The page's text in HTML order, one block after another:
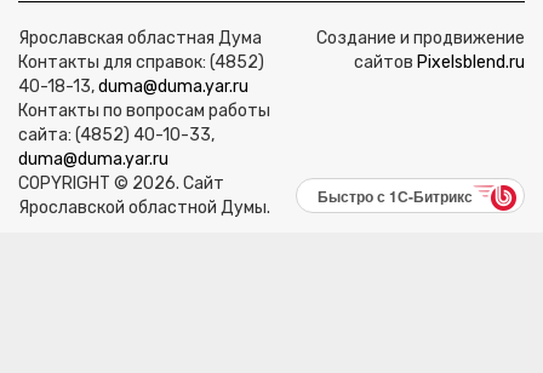
Ярославская областная Дума
Контакты для справок: (4852)
40-18-13,duma@duma.yar.ru
Контакты по вопросам работы
сайта: (4852) 40-10-33,
duma@duma.yar.ru
COPYRIGHT © 2026. Сайт
Ярославской областной Думы.
Создание и продвижение
сайтов Pixelsblend.ru
Быстро с 1С-Битрикс